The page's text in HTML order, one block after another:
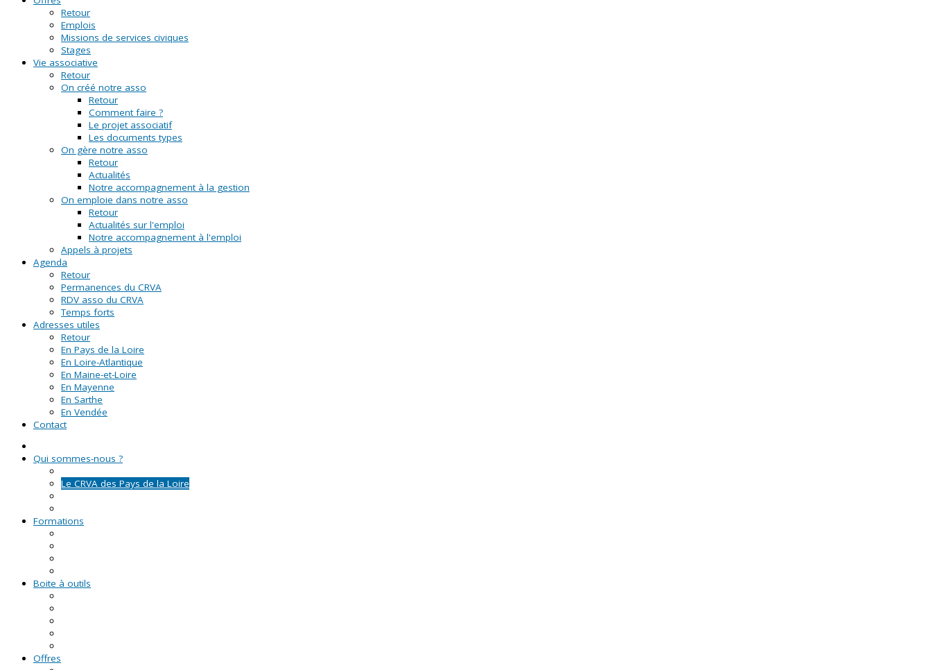
Retour
Emplois
Missions de services civiques
Stages
Vie associative
Retour
On créé notre asso
Retour
Comment faire ?
Le projet associatif
Les documents types
On gère notre asso
Retour
Actualités
Notre accompagnement à la gestion
On emploie dans notre asso
Retour
Actualités sur l'emploi
Notre accompagnement à l'emploi
Appels à projets
Agenda
Retour
Permanences du CRVA
RDV asso du CRVA
Temps forts
Adresses utiles
Retour
En Pays de la Loire
En Loire-Atlantique
En Maine-et-Loire
En Mayenne
En Sarthe
En Vendée
Contact
Qui sommes-nous ?
Le CRVA des Pays de la Loire
Formations
Boite à outils
Offres